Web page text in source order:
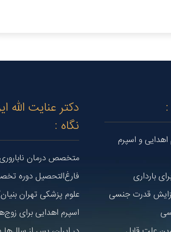
و اسپرم
بارداری
قدرت جنسی
دکتر عنایت الله
نگاه :
متخصص درمان
فارغ‌التحصیل دوره
علوم پزشکی تهران
اسپرم اهدایی برای